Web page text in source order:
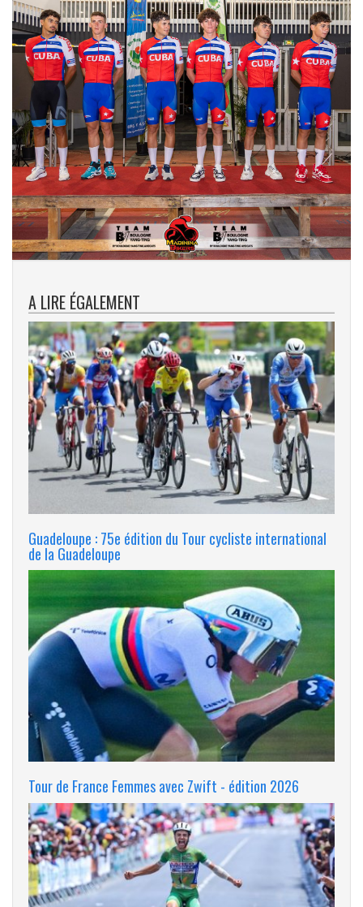
A LIRE ÉGALEMENT
Guadeloupe : 75e édition du Tour cycliste international
de la Guadeloupe
Tour de France Femmes avec Zwift - édition 2026